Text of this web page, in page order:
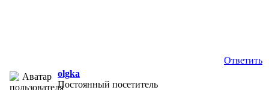
Ответить
olgka
Постоянный посетитель